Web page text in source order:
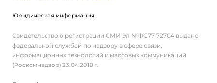
Юридическая информация
Свидетельство о регистрации СМИ Эл №ФС77-72704 выдано
федеральной службой по надзору в сфере связи,
информационных технологий и массовых коммуникаций
(Роскомнадзор) 23.04.2018 г.